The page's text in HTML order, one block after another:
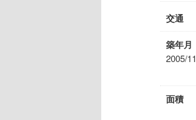
交通
築年月
2005/11
面積